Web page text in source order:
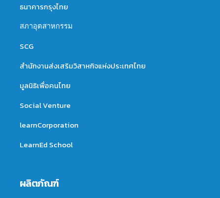
ธนาคารกรุงไทย
สภาอุตสาหกรรม
SCG
สำนักงานส่งเสริมวิสาหกิจแห่งประเทศไทย
มูลนิธิเพื่อคนไทย
Social Venture
learnCorporation
LearnEd School
ผลิตภัณฑ์